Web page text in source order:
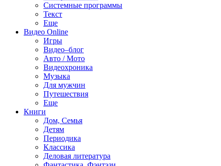
Системные программы
Текст
Еще
Видео Online
Игры
Видео–блог
Авто / Мото
Видеохроника
Музыка
Для мужчин
Путешествия
Еще
Книги
Дом, Семья
Детям
Периодика
Классика
Деловая литература